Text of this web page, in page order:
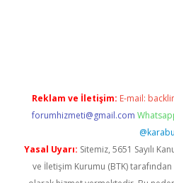
Reklam ve İletişim: E-mail:
forumhizmeti@gmail.com
Yasal Uyarı: Sitemiz, 5651 Sayılı
ve İletişim Kurumu (BTK) tarafından